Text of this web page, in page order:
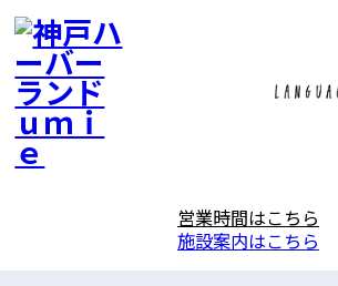
営業時間はこちら
施設案内はこちら